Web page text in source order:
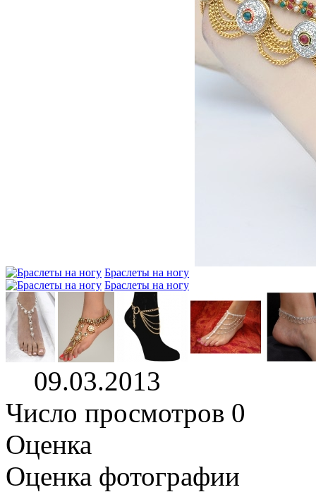
Браслеты на ногу
Браслеты на ногу
09.03.2013
Число просмотров 0
Оценка
Оценка фотографии